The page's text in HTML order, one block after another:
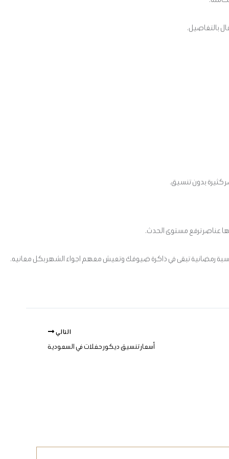
بالتفاصيل.
كثيرة بدون تنسيق.
عناصر ترفع مستوى الحدث.
رمضانية تبقى في ذاكرة ضيوفك وتعيش معهم اجواء الشهر بكل معانيه.
التالي
أسعار تنسيق ديكور حفلات في السعودية